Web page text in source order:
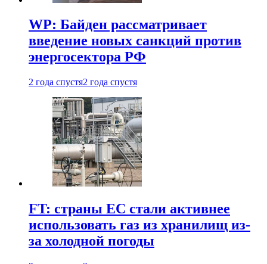
WP: Байден рассматривает
введение новых санкций против
энергосектора РФ
2 года спустя2 года спустя
FT: страны ЕС стали активнее
использовать газ из хранилищ из-
за холодной погоды